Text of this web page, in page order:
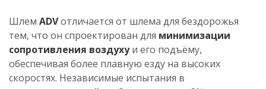
Шлем ADVотличается от шлема для бездорожья
тем, что он спроектирован для минимизации
сопротивления воздухуи его подъёму,
обеспечивая более плавную езду на высоких
скоростях. Независимые испытания в